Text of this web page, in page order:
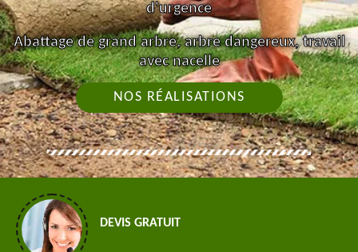
d'urgence
Abattage de grand arbre, arbre dangereux, travail
avec nacelle
NOS RÉALISATIONS
DEVIS GRATUIT